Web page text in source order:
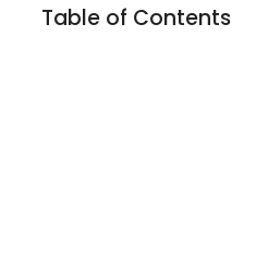
Table of Contents